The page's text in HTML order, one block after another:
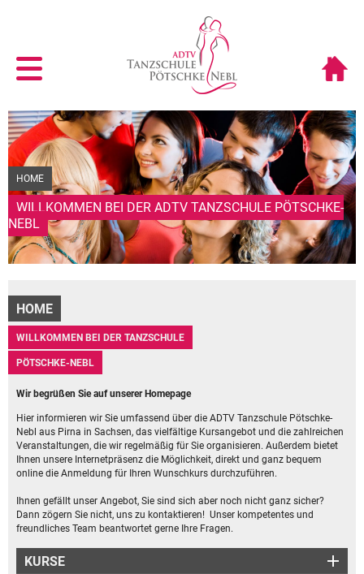
HOME
WILLKOMMEN BEI DER ADTV TANZSCHULE PÖTSCHKE-
NEBL
HOME
WILLKOMMEN BEI DER TANZSCHULE
PÖTSCHKE-NEBL
Wir begrüßen Sie auf unserer Homepage
Hier informieren wir Sie umfassend über die ADTV Tanzschule Pötschke-
Nebl aus Pirna in Sachsen, das vielfältige Kursangebot und die zahlreichen
Veranstaltungen, die wir regelmäßig für Sie organisieren. Außerdem bietet
Ihnen unsere Internetpräsenz die Möglichkeit, direkt und ganz bequem
online die Anmeldung für Ihren Wunschkurs durchzuführen.
Ihnen gefällt unser Angebot, Sie sind sich aber noch nicht ganz sicher?
Dann zögern Sie nicht, uns zu kontaktieren! Unser kompetentes und
freundliches Team beantwortet gerne Ihre Fragen.
KURSE